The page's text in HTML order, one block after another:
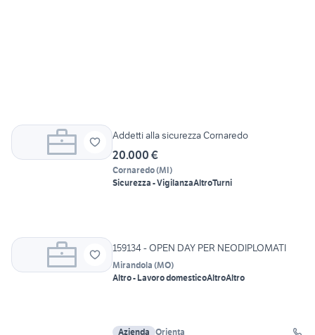
Addetti alla sicurezza Cornaredo
20.000 €
Cornaredo(MI)
Sicurezza - VigilanzaAltroTurni
159134 - OPEN DAY PER NEODIPLOMATI
Mirandola (MO)
Altro - Lavoro domesticoAltroAltro
Azienda Orienta